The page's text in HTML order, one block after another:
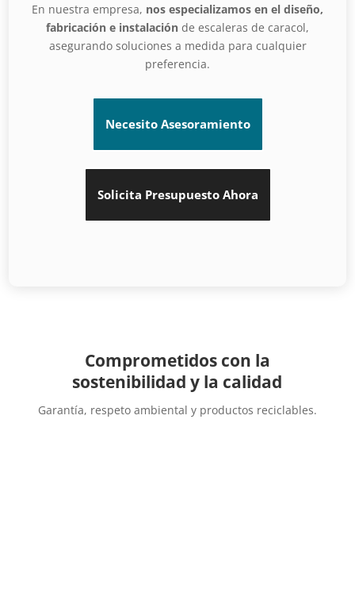
En nuestra empresa, nos especializamos en el diseño,
fabricación e instalación de escaleras de caracol,
asegurando soluciones a medida para cualquier
preferencia.
Necesito Asesoramiento
Solicita Presupuesto Ahora
Comprometidos con la
sostenibilidad y la calidad
Garantía, respeto ambiental y productos reciclables.